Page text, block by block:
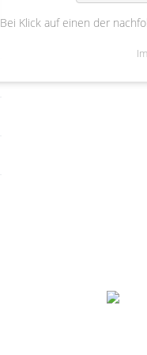
Bei Klick auf einen der